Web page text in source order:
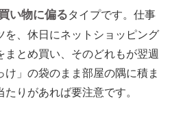
い物に偏るタイプです。仕事
を、休日にネットショッピング
まとめ買い、そのどれもが翌週
」の袋のまま部屋の隅に積ま
りがあれば要注意です。